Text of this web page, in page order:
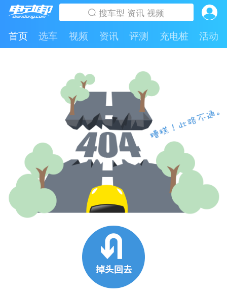
首页 选车 视频 资讯 评测 充电桩 活动